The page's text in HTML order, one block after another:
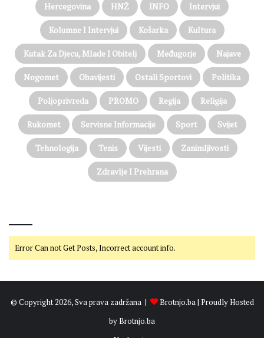
Hercegovina HNŽ INFO Intervjui
Kolumne I Intervjui Košarka Kultura
Kutak Za Djecu, Mlade I Obitelj Međugorje Najave
Nogomet Obavijesti Ostali Sportovi Politika
Poljoprivreda PROMO Regija Religija
Rukomet Servisne Informacije Sport Svijet
Tehnologija Tenis Vijesti Zanimljivosti
Zdravlje I Prehrana
Error Can not Get Posts, Incorrect account info.
© Copyright 2026, Sva prava zadržana | Brotnjo.ba| Proudly Hosted
byBrotnjo.ba